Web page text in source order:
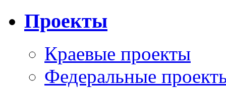
Проекты
Краевые проекты
Федеральные